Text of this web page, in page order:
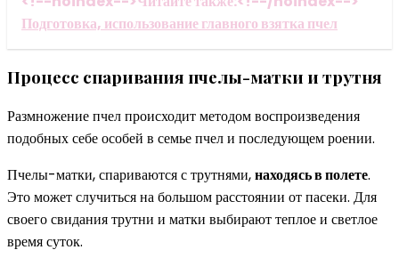
Подготовка, использование главного взятка пчел
Процесс спаривания пчелы-матки и трутня
Размножение пчел происходит методом воспроизведения
подобных себе особей в семье пчел и последующем роении.
Пчелы-матки, спариваются с трутнями,находясь в полете.
Это может случиться на большом расстоянии от пасеки. Для
своего свидания трутни и матки выбирают теплое и светлое
время суток.